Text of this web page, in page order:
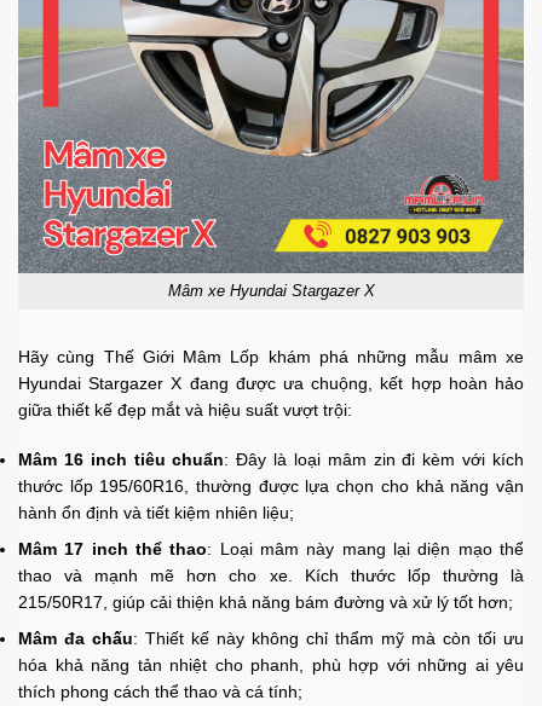
Mâm xe Hyundai Stargazer X
Hãy cùng Thế Giới Mâm Lốp khám phá những mẫu mâm xe
Hyundai Stargazer X đang được ưa chuộng, kết hợp hoàn hảo
giữa thiết kế đẹp mắt và hiệu suất vượt trội:
Mâm 16 inch tiêu chuẩn: Đây là loại mâm zin đi kèm với kích
thước lốp 195/60R16, thường được lựa chọn cho khả năng vận
hành ổn định và tiết kiệm nhiên liệu;
Mâm 17 inch thể thao: Loại mâm này mang lại diện mạo thể
thao và mạnh mẽ hơn cho xe. Kích thước lốp thường là
215/50R17, giúp cải thiện khả năng bám đường và xử lý tốt hơn;
Mâm đa chấu: Thiết kế này không chỉ thẩm mỹ mà còn tối ưu
hóa khả năng tản nhiệt cho phanh, phù hợp với những ai yêu
thích phong cách thể thao và cá tính;